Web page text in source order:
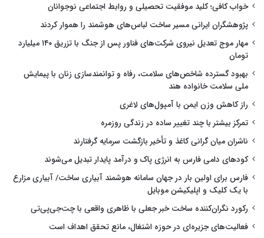
خواب کافی؛ کلید موفقیت تحصیلی و روابط اجتماعی نوجوانان
پژوهشگران ایرانی مسیر ساخت لباس‌های هوشمند را هموار کردند
مهار موج تعدیل نیروی شرکت‌های فناور پس از جنگ با تزریق ۱۴۰ میلیارد
تومان
بهبود گسترده شاخص‌های سلامت، رفاه و توانمندسازی زنان با پیمایش
ملی سلامت خانواده هند
راز کاهش وزن ایمن با آمپول‌های لاغری
تمرکز بیشتر با چند تغییر ساده در زندگی روزمره
ناشران میان گرانی کاغذ و تأخیر بازگشت سرمایه گرفتارند
کودهای دامی فارس به انرژی پاک و درآمد پایدار تبدیل می‌شوند
فارس برای اولین بار در جهان سامانه هوشمند آبیاری ساخت/ آبیاری مزارع
با یک کلیک و اپلیکیشن موبایل
رکورد نگران‌کننده ساخت خبر جعلی با ظاهری واقعی با چت‌جی‌پی‌تی
فعالیت‌های جزیره‌ای در حوزه اشتغال، مانع تحقق اهداف است